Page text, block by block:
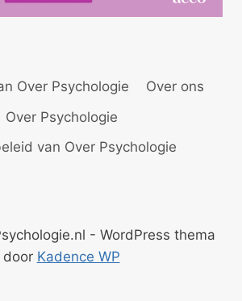
Over Psychologie
Over ons
Over Psychologie
van Over Psychologie
- WordPress thema
door Kadence WP